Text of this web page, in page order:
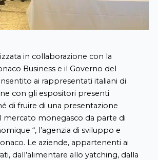
in collaborazione con la
Business e il Governo del
ai rappresentati italiani di
con gli espositori presenti
di fruire di una presentazione
monegasco da parte di
“, l’agenzia di sviluppo e
Le aziende, appartenenti ai
dall’alimentare allo yatching, dalla